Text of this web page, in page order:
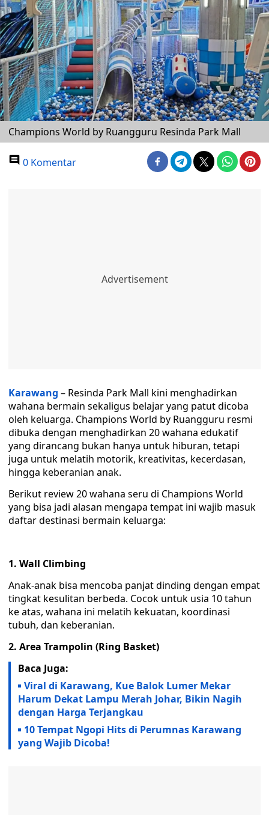
Champions World by Ruangguru Resinda Park Mall
0 Komentar
Karawang – Resinda Park Mall kini menghadirkan
wahana bermain sekaligus belajar yang patut dicoba
oleh keluarga. Champions World by Ruangguru resmi
dibuka dengan menghadirkan 20 wahana edukatif
yang dirancang bukan hanya untuk hiburan, tetapi
juga untuk melatih motorik, kreativitas, kecerdasan,
hingga keberanian anak.
‎Berikut review 20 wahana seru di Champions World
yang bisa jadi alasan mengapa tempat ini wajib masuk
daftar destinasi bermain keluarga:
1. Wall Climbing
‎Anak-anak bisa mencoba panjat dinding dengan empat
tingkat kesulitan berbeda. Cocok untuk usia 10 tahun
ke atas, wahana ini melatih kekuatan, koordinasi
tubuh, dan keberanian.
2. Area Trampolin (Ring Basket)
Baca Juga:
Viral di Karawang, Kue Balok Lumer Mekar
Harum Dekat Lampu Merah Johar, Bikin Nagih
dengan Harga Terjangkau
10 Tempat Ngopi Hits di Perumnas Karawang
yang Wajib Dicoba!